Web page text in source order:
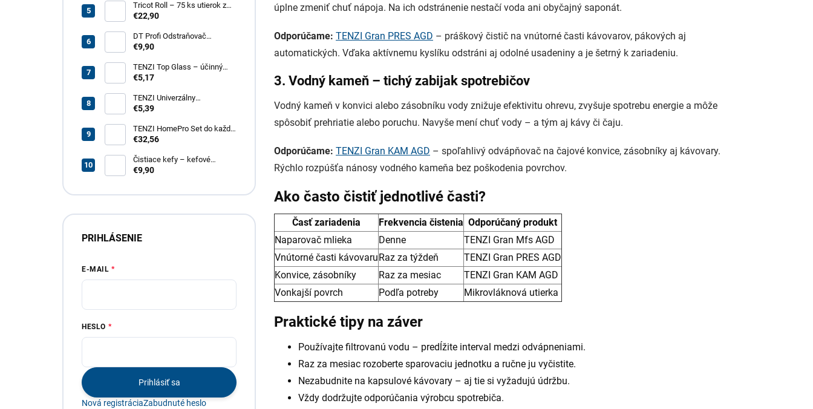
Tricot Roll – 75 ks utierok z
mikrovlákna v rolke
€22,90
DT Profi Odstraňovač
vápenných výkvetov - účinné
€9,90
TENZI Top Glass – účinný
prípravok na čistenie skiel a
€5,17
TENZI Univerzálny
odmasťovač GT – revolučný
domácnosť, garáž aj záhradu
€5,39
TENZI HomePro Set do každej
domácnosti
€32,56
Čistiace kefy – kefové
nadstavce do vŕtačky, 4 dielna
€9,90
PRIHLÁSENIE
E-MAIL
HESLO
Prihlásiť sa
Nová registráciaZabudnuté heslo
úplne zmeniť chuť nápoja. Na ich odstránenie nestačí voda ani obyčajný saponát.
Odporúčame: TENZI Gran PRES AGD – práškový čistič na vnútorné časti kávovarov, pákových aj
automatických. Vďaka aktívnemu kyslíku odstráni aj odolné usadeniny a je šetrný k zariadeniu.
3. Vodný kameň – tichý zabijak spotrebičov
Vodný kameň v konvici alebo zásobníku vody znižuje efektivitu ohrevu, zvyšuje spotrebu energie a môže
spôsobiť prehriatie alebo poruchu. Navyše mení chuť vody – a tým aj kávy či čaju.
Odporúčame: TENZI Gran KAM AGD – spoľahlivý odvápňovač na čajové konvice, zásobníky aj kávovary.
Rýchlo rozpúšťa nánosy vodného kameňa bez poškodenia povrchov.
Ako často čistiť jednotlivé časti?
Časť zariadenia Frekvencia čistenia Odporúčaný produkt
Naparovač mlieka
Denne
TENZI Gran Mfs AGD
Vnútorné časti kávovaru Raz za týždeň
TENZI Gran PRES AGD
Konvice, zásobníky
Raz za mesiac
TENZI Gran KAM AGD
Vonkajší povrch
Podľa potreby Mikrovláknová utierka
Praktické tipy na záver
Používajte filtrovanú vodu – predĺžite interval medzi odvápneniami.
Raz za mesiac rozoberte sparovaciu jednotku a ručne ju vyčistite.
Nezabudnite na kapsulové kávovary – aj tie si vyžadujú údržbu.
Vždy dodržujte odporúčania výrobcu spotrebiča.